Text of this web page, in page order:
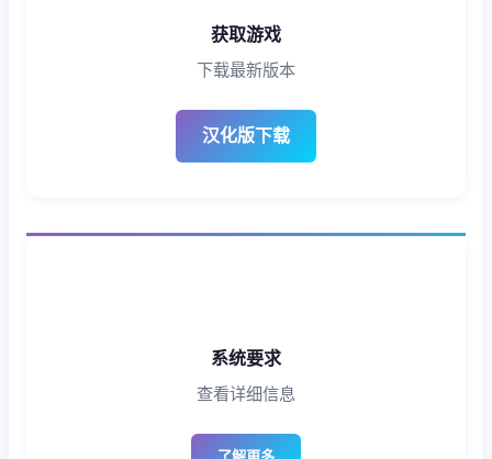
获取游戏
下载最新版本
汉化版下载
系统要求
查看详细信息